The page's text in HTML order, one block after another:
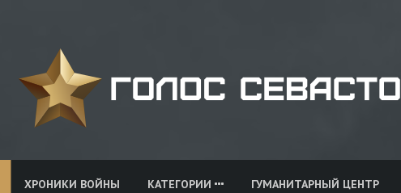
ХРОНИКИ ВОЙНЫ КАТЕГОРИИ ГУМАНИТАРНЫЙ ЦЕНТР